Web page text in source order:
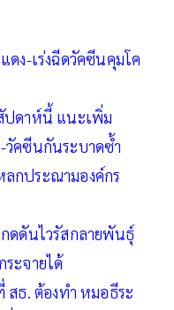
ง-เร่งฉีดวัคซีนคุมโค
ปดาห์นี้ แนะเพิ่ม
วัคซีนกันระบาดซ้ำ
กประณามองค์กร
ดดันไวรัสกลายพันธุ์
ะจายได้
สธ. ต้องทำ หมอธีระ